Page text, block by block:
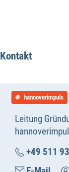
Kontakt
hannoverimpuls
Leitung
+49 511